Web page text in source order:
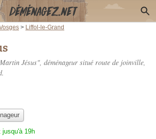
> Liffol-le-Grand
Jésus", déménageur situé route de joinville,
jusqu'à 19h